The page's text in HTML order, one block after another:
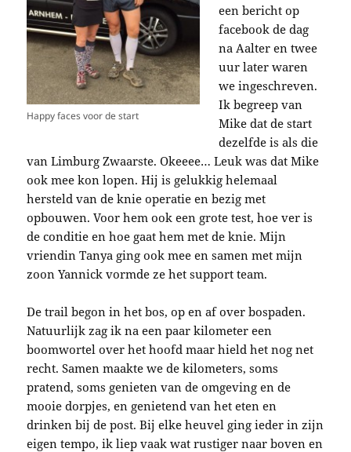
Happy faces voor de start
een bericht op
facebook de dag
na Aalter en twee
uur later waren
we ingeschreven.
Ik begreep van
Mike dat de start
dezelfde is als die
van Limburg Zwaarste. Okeeee… Leuk was dat Mike
ook mee kon lopen. Hij is gelukkig helemaal
hersteld van de knie operatie en bezig met
opbouwen. Voor hem ook een grote test, hoe ver is
de conditie en hoe gaat hem met de knie. Mijn
vriendin Tanya ging ook mee en samen met mijn
zoon Yannick vormde ze het support team.
De trail begon in het bos, op en af over bospaden.
Natuurlijk zag ik na een paar kilometer een
boomwortel over het hoofd maar hield het nog net
recht. Samen maakte we de kilometers, soms
pratend, soms genieten van de omgeving en de
mooie dorpjes, en genietend van het eten en
drinken bij de post. Bij elke heuvel ging ieder in zijn
eigen tempo, ik liep vaak wat rustiger naar boven en